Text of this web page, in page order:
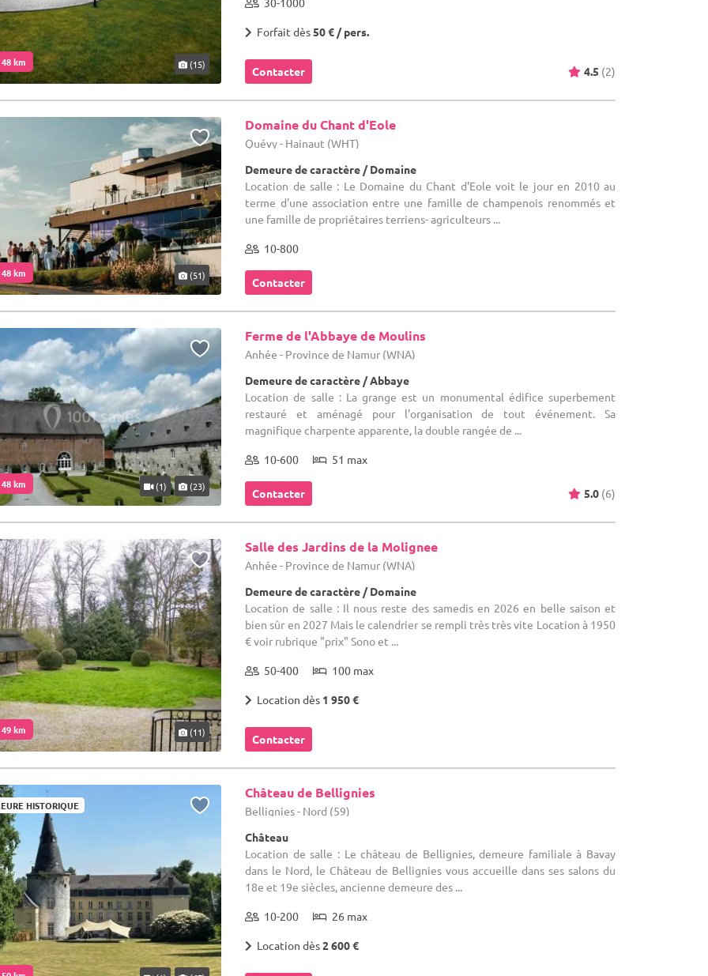
km (15)
Forfait dès50 € / pers.
Contacter 4.5 (2)
km (51)
Domaine du Chant d'Eole
Quévy - Hainaut (WHT)
Demeure de caractère / Domaine
Location de salle : Le Domaine du Chant d'Eole voit le jour en 2010 au
terme d'une association entre une famille de champenois renommés et
une famille de propriétaires terriens- agriculteurs ...
10-800
Contacter
km (1) (23)
Ferme de l'Abbaye de Moulins
Anhée - Province de Namur (WNA)
Demeure de caractère / Abbaye
Location de salle : La grange est un monumental édifice superbement
restauré et aménagé pour l'organisation de tout événement. Sa
magnifique charpente apparente, la double rangée de ...
10-600 51 max
Contacter 5.0 (6)
km (11)
Salle des Jardins de la Molignee
Anhée - Province de Namur (WNA)
Demeure de caractère / Domaine
Location de salle : Il nous reste des samedis en 2026 en belle saison et
bien sûr en 2027 Mais le calendrier se rempli très très vite Location à 1950
€ voir rubrique "prix" Sono et ...
50-400 100 max
Location dès 1 950 €
Contacter
HISTORIQUE
Château de Bellignies
Bellignies - Nord (59)
Château
Location de salle : Le château de Bellignies, demeure familiale à Bavay
dans le Nord, le Château de Bellignies vous accueille dans ses salons du
18e et 19e siècles, ancienne demeure des ...
10-200 26 max
Location dès2 600 €